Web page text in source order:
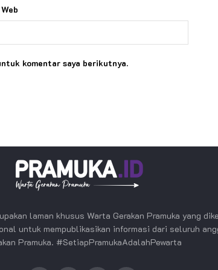
komentar saya berikutnya.
laman khusus Warta Gerakan Pramuka yang
untuk mempublikasikan informasi dari seluruh
Pramuka. #SetiapPramukaAdalahPewarta